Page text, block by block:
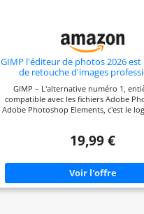
GIMP l'éditeur de photos 2026 est
de retouche d'images
premium sur CD compatible avec
11 10 8 7 Vista XP PC 32/64-Bit
Licence à vie, pas
GIMP – L'alternative numéro 1,
compatible avec les fichiers Adobe
Adobe Photoshop Elements, c'est le
de retouche d'images et de photos
changez l'arrière-plan, améliorez et
partir de zéro. Multilingue - Français
ES, IT, NL, PL, SV et autres langues
charge. Suite complète d'outils -
filtres, effets, et bien plus encore. Les
19,99 €